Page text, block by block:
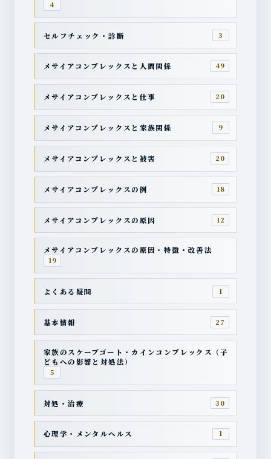
4
セルフチェック・診断 3
メサイアコンプレックスと人間関係 49
メサイアコンプレックスと仕事 20
メサイアコンプレックスと家族関係 9
メサイアコンプレックスと被害 20
メサイアコンプレックスの例 18
メサイアコンプレックスの原因 12
メサイアコンプレックスの原因・特徴・改善法
19
よくある疑問 1
基本情報 27
家族のスケープゴート・カインコンプレックス（子
どもへの影響と対処法）
5
対処・治療 30
心理学・メンタルヘルス 1